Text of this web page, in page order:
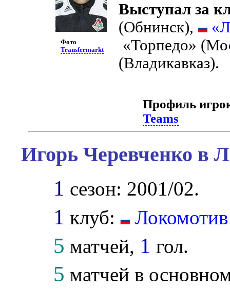
Фото
Transfermarkt
Выступал за
(Обнинск),
«Торпедо»
(Владикавказ).
Профиль
Teams
Игорь Черевченко в
1 сезон: 2001/02.
1 клуб:
5 матчей, 1 гол.
5 матчей в